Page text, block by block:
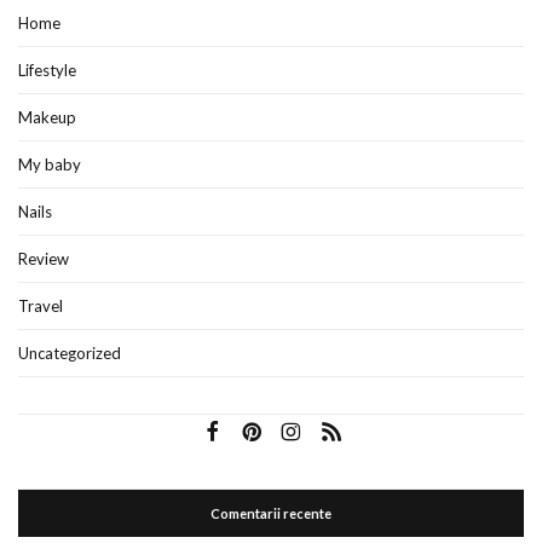
Home
Lifestyle
Makeup
My baby
Nails
Review
Travel
Uncategorized
Comentarii recente